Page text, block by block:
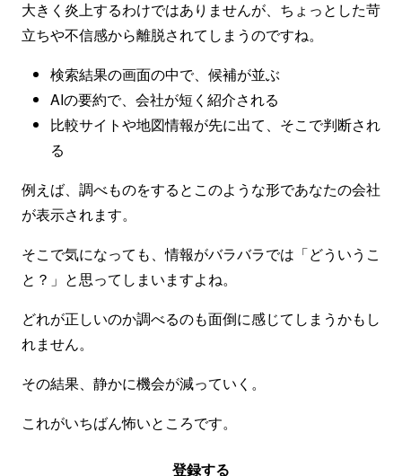
大きく炎上するわけではありませんが、ちょっとした苛
立ちや不信感から離脱されてしまうのですね。
検索結果の画面の中で、候補が並ぶ
AIの要約で、会社が短く紹介される
比較サイトや地図情報が先に出て、そこで判断され
る
例えば、調べものをするとこのような形であなたの会社
が表示されます。
そこで気になっても、情報がバラバラでは「どういうこ
と？」と思ってしまいますよね。
どれが正しいのか調べるのも面倒に感じてしまうかもし
れません。
その結果、静かに機会が減っていく。
これがいちばん怖いところです。
登録する